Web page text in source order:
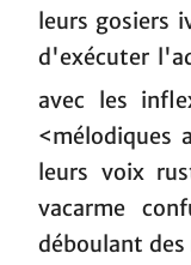
leurs gosiers
d'exécuter
avec les
<mélodiques
leurs voix
vacarme
déboulant des